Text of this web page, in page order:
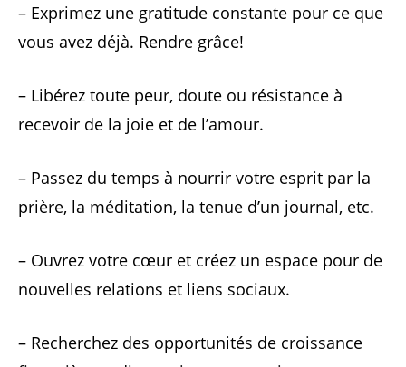
– Exprimez une gratitude constante pour ce que
vous avez déjà. Rendre grâce!
– Libérez toute peur, doute ou résistance à
recevoir de la joie et de l’amour.
– Passez du temps à nourrir votre esprit par la
prière, la méditation, la tenue d’un journal, etc.
– Ouvrez votre cœur et créez un espace pour de
nouvelles relations et liens sociaux.
– Recherchez des opportunités de croissance